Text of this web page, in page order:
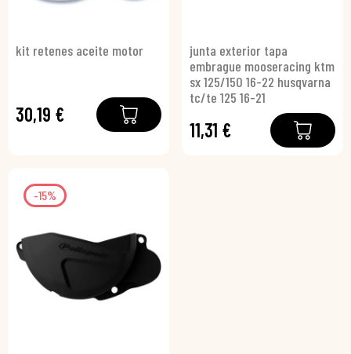
kit retenes aceite motor
30,19 €
junta exterior tapa
embrague mooseracing ktm
sx 125/150 16-22 husqvarna
tc/te 125 16-21
11,31 €
-15%